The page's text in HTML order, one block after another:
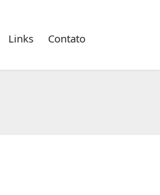
Links Contato